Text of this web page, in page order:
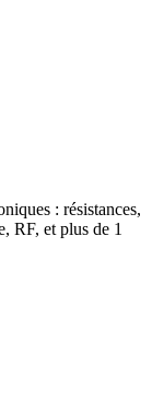
: résistances,
RF, et plus de 1